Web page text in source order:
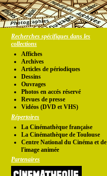
Recherches spécifiques dans les
collections
Affiches
Archives
Articles de périodiques
Dessins
Ouvrages
Photos en accés réservé
Revues de presse
Vidéos (DVD et VHS)
Répertoires
La Cinémathèque française
La Cinémathèque de Toulouse
Centre National du Cinéma et de
l'image animée
Partenaires